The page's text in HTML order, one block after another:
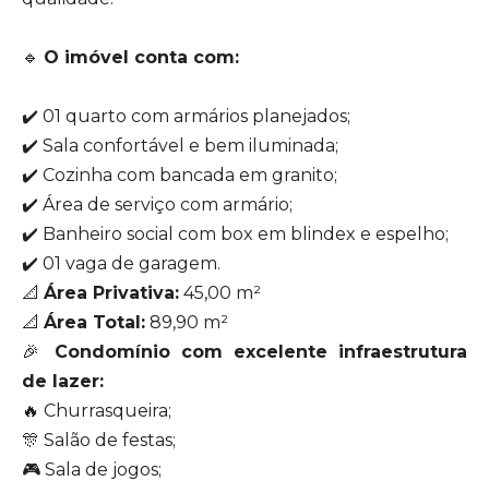
🔹 O imóvel conta com:
✔️ 01 quarto com armários planejados;
✔️ Sala confortável e bem iluminada;
✔️ Cozinha com bancada em granito;
✔️ Área de serviço com armário;
✔️ Banheiro social com box em blindex e espelho;
✔️ 01 vaga de garagem.
📐 Área Privativa: 45,00 m²
📐 Área Total: 89,90 m²
🎉 Condomínio com excelente infraestrutura
de lazer:
🔥 Churrasqueira;
🎊 Salão de festas;
🎮 Sala de jogos;